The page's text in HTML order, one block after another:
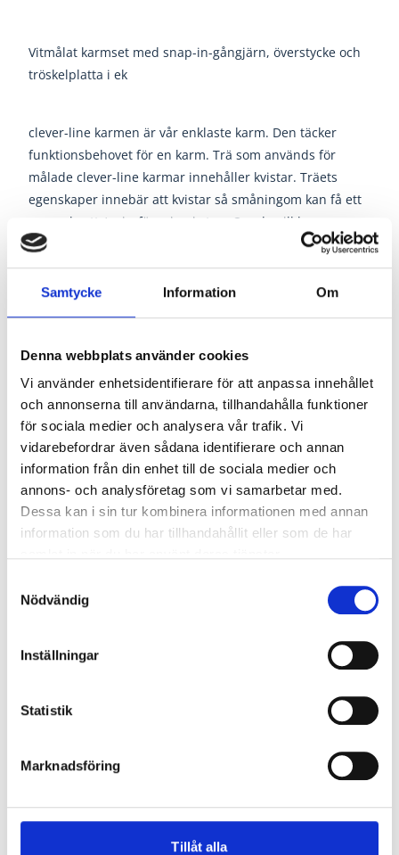
Samtycke Information Om
Denna webbplats använder cookies
Vi använder enhetsidentifierare för att anpassa innehållet
och annonserna till användarna, tillhandahålla funktioner
för sociala medier och analysera vår trafik. Vi
vidarebefordrar även sådana identifierare och annan
information från din enhet till de sociala medier och
annons- och analysföretag som vi samarbetar med.
Dessa kan i sin tur kombinera informationen med annan
information som du har tillhandahållit eller som de har
Nödvändig
Inställningar
Statistik
Marknadsföring
Tillåt alla
Vitmålat karmset med snap-in-gångjärn, överstycke och
tröskelplatta i ek
clever-line karmen är vår enklaste karm. Den täcker
funktionsbehovet för en karm. Trä som används för
målade clever-line karmar innehåller kvistar. Träets
egenskaper innebär att kvistar så småningom kan få ett
genombrott / missfärgning i ytan. Om du vill ha en
kvistfri karm rekommenderar vi vår +Karm.
Vid köp av ett swedoor karmset ingår en trsökelplatta i
utan hänger med ändå.
Broschyrer, produktblad,
monteringsanvisningar
Broschyr för ADVANCE-LINE och clever-line ytterdörrar
Underhåll och skötsel
Rätt mått och goda råd
A-och B-mått